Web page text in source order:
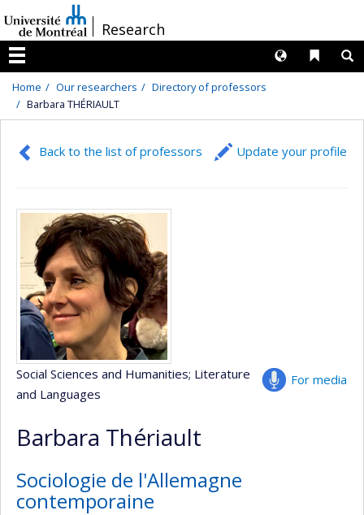
au
contenu
/Research
Menu
Liens
Langues
Home Our researchers
Directory of professors
Barbara THÉRIAULT
Back to the list of professors Update your profile
For media
Social Sciences and Humanities; Literature
and Languages
Barbara Thériault
Sociologie de l'Allemagne
contemporaine